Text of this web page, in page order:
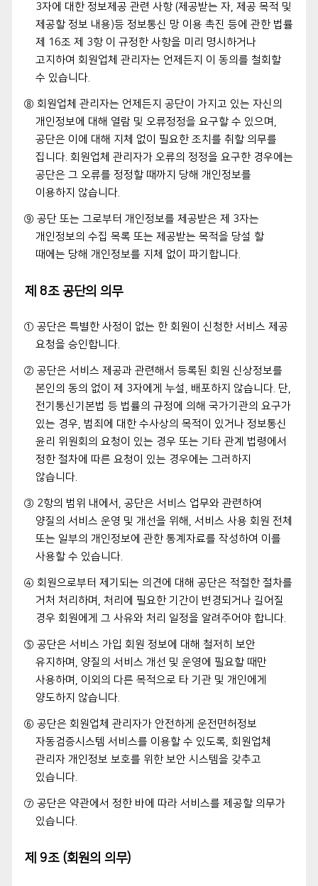
3자에 대한 정보제공 관련 사항 (제공받는 자, 제공 목적 및
제공할 정보 내용)등 정보통신 망 이용 촉진 등에 관한 법률
제 16조 제 3항 이 규정한 사항을 미리 명시하거나
고지하여 회원업체 관리자는 언제든지 이 동의를 철회할
수 있습니다.
⑧ 회원업체 관리자는 언제든지 공단이 가지고 있는 자신의
개인정보에 대해 열람 및 오류정정을 요구할 수 있으며,
공단은 이에 대해 지체 없이 필요한 조치를 취할 의무를
집니다. 회원업체 관리자가 오류의 정정을 요구한 경우에는
공단은 그 오류를 정정할 때까지 당해 개인정보를
이용하지 않습니다.
⑨ 공단 또는 그로부터 개인정보를 제공받은 제 3자는
개인정보의 수집 목록 또는 제공받는 목적을 당설 할
때에는 당해 개인정보를 지체 없이 파기합니다.
제 8조 공단의 의무
① 공단은 특별한 사정이 없는 한 회원이 신청한 서비스 제공
요청을 승인합니다.
② 공단은 서비스 제공과 관련해서 등록된 회원 신상정보를
본인의 동의 없이 제 3자에게 누설, 배포하지 않습니다. 단,
전기통신기본법 등 법률의 규정에 의해 국가기관의 요구가
있는 경우, 범죄에 대한 수사상의 목적이 있거나 정보통신
윤리 위원회의 요청이 있는 경우 또는 기타 관계 법령에서
정한 절차에 따른 요청이 있는 경우에는 그러하지
않습니다.
③ 2항의 범위 내에서, 공단은 서비스 업무와 관련하여
양질의 서비스 운영 및 개선을 위해, 서비스 사용 회원 전체
또는 일부의 개인정보에 관한 통계자료를 작성하여 이를
사용할 수 있습니다.
④ 회원으로부터 제기되는 의견에 대해 공단은 적절한 절차를
거처 처리하며, 처리에 필요한 기간이 변경되거나 길어질
경우 회원에게 그 사유와 처리 일정을 알려주어야 합니다.
⑤ 공단은 서비스 가입 회원 정보에 대해 철저히 보안
유지하며, 양질의 서비스 개선 및 운영에 필요할 때만
사용하며, 이외의 다른 목적으로 타 기관 및 개인에게
양도하지 않습니다.
⑥ 공단은 회원업체 관리자가 안전하게 운전면허정보
자동검증시스템 서비스를 이용할 수 있도록, 회원업체
관리자 개인정보 보호를 위한 보안 시스템을 갖추고
있습니다.
⑦ 공단은 약관에서 정한 바에 따라 서비스를 제공할 의무가
있습니다.
제 9조 (회원의 의무)